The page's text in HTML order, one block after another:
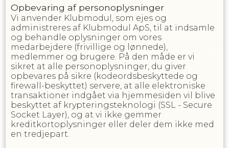
Opbevaring af personoplysninger
Vi anvender Klubmodul, som ejes og
administreres af Klubmodul ApS, til at indsamle
og behandle oplysninger om vores
medarbejdere (frivillige og lønnede),
medlemmer og brugere. På den måde er vi
sikret at alle personoplysninger, du giver
opbevares på sikre (kodeordsbeskyttede og
firewall-beskyttet) servere, at alle elektroniske
transaktioner indgået via hjemmesiden vil blive
beskyttet af krypteringsteknologi (SSL - Secure
Socket Layer), og at vi ikke gemmer
kreditkortoplysninger eller deler dem ikke med
en tredjepart.